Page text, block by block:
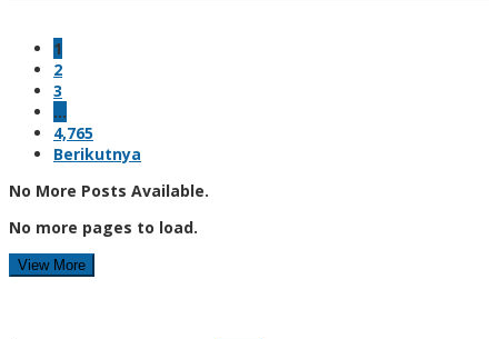
1
2
3
…
4,765
Berikutnya
No More Posts Available.
No more pages to load.
View More